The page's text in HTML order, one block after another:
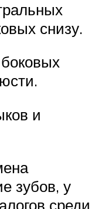
снизу.
и
зубов, у
среди